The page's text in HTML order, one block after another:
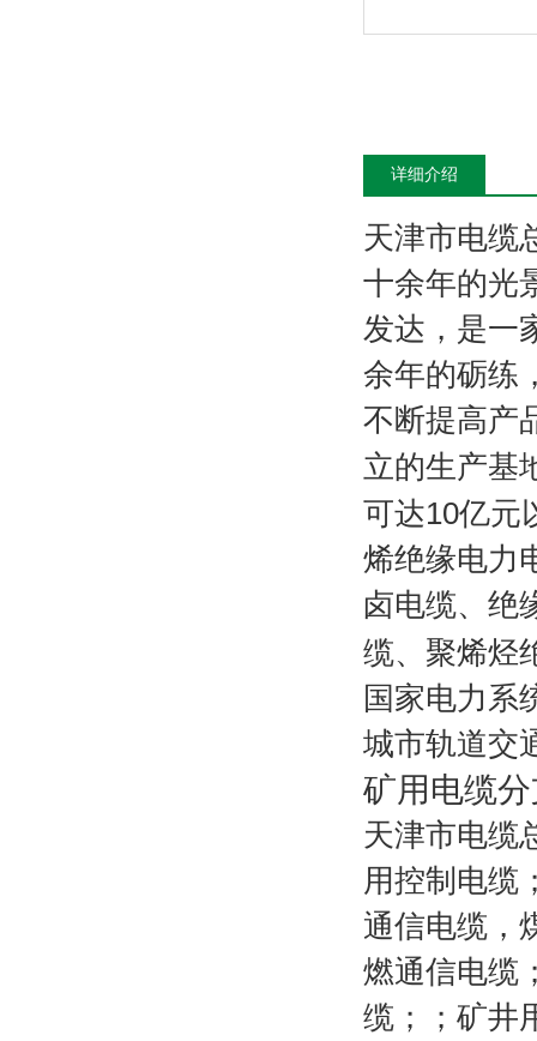
详细介绍
天津市电缆
十余年的光
发达，是一
余年的砺练
不断提高产
立的生产基
可达10亿元
烯绝缘电力
卤电缆、绝
缆、聚烯烃
国家电力系
城市轨道交
矿用电缆
天津市电缆
用控制电缆
通信电缆，
燃通信电缆
缆；；矿井